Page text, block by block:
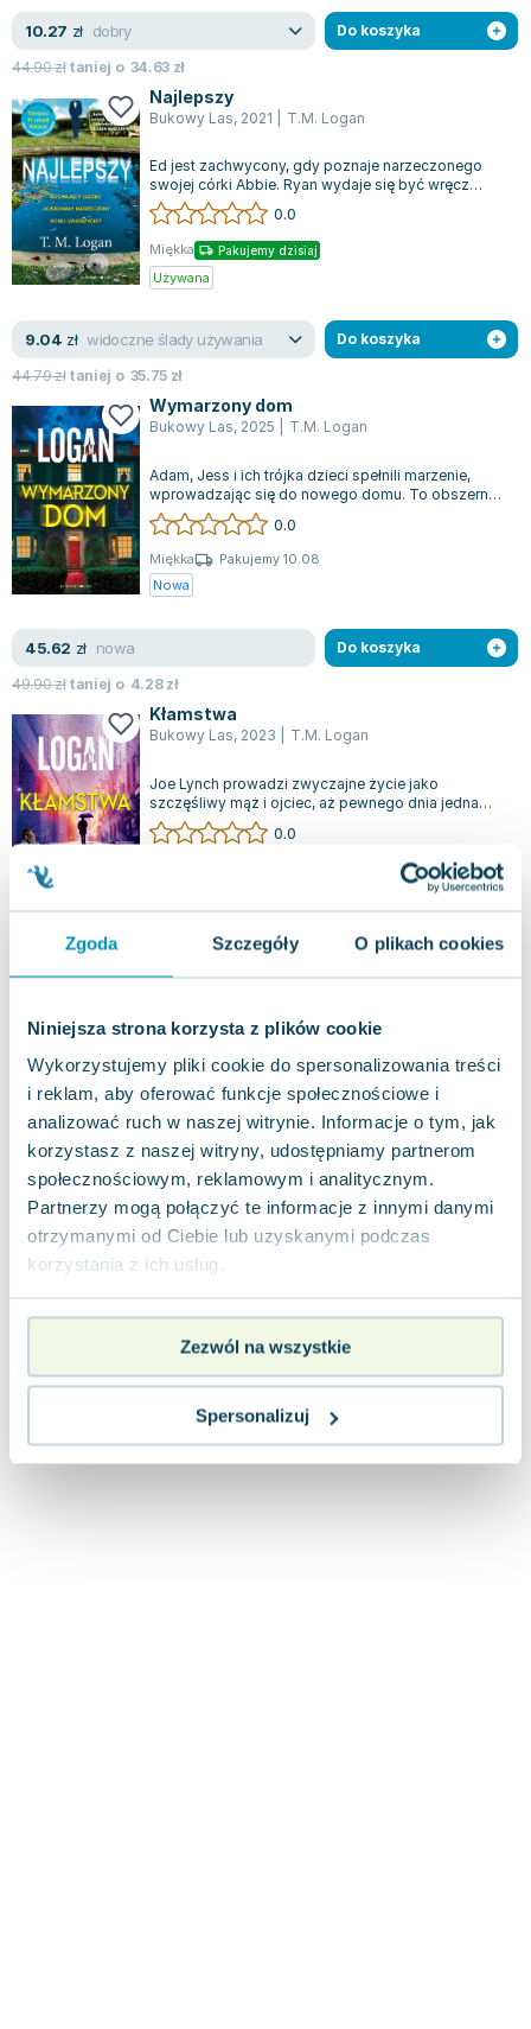
Zgoda Szczegóły O plikach cookies
Niniejsza strona korzysta z plików cookie
Wykorzystujemy pliki cookie do spersonalizowania treści
i reklam, aby oferować funkcje społecznościowe i
analizować ruch w naszej witrynie. Informacje o tym, jak
korzystasz z naszej witryny, udostępniamy partnerom
społecznościowym, reklamowym i analitycznym.
Partnerzy mogą połączyć te informacje z innymi danymi
otrzymanymi od Ciebie lub uzyskanymi podczas
korzystania z ich usług.
Zezwól na wszystkie
Spersonalizuj
Joseph Murphy
Jan Sztaudynger
Aleksander Puszkin
Oscar Wilde
Małgorzata Ohme
Maddie Ziegler
Leszek Czarnecki
Joanna Racewicz
Maria Seweryn
Janina Zającówna
Eric Helms
Anna Prus (oprac.)
Nela Mała Reporterka
Agnieszka Maciąg
Barbara Wrzesińska
Terry Pratchett
Virginia Woolf
Lorraine Warren
Ajahn Brahm
Jacek Walkiewicz
10.27 zł dobry
44.90złtaniej o 34.63 zł
Do koszyka
Najlepszy
Bukowy Las, 2021 T.M. Logan
Ed jest zachwycony, gdy poznaje narzeczonego
swojej córki Abbie. Ryan wydaje się być wręcz
ucieleśnieniem idealnego kandydata na p...
0.0
Miękka Pakujemy dzisiaj
Używana
9.04 zł widoczne ślady używania
44.79złtaniej o 35.75 zł
Do koszyka
Wymarzony dom
Bukowy Las, 2025 T.M. Logan
Adam, Jess i ich trójka dzieci spełnili marzenie,
wprowadzając się do nowego domu. To obszerna
wiktoriańska rezydencja, usytuowana...
0.0
Miękka
Pakujemy 10.08
Nowa
45.62 zł nowa
49.90złtaniej o 4.28zł
Do koszyka
Kłamstwa
Bukowy Las, 2023 T.M. Logan
Joe Lynch prowadzi zwyczajne życie jako
szczęśliwy mąż i ojciec, aż pewnego dnia jedna
nieprzemyślana decyzja kompletnie zmienia j...
0.0
51.32zł nowa Do koszyka